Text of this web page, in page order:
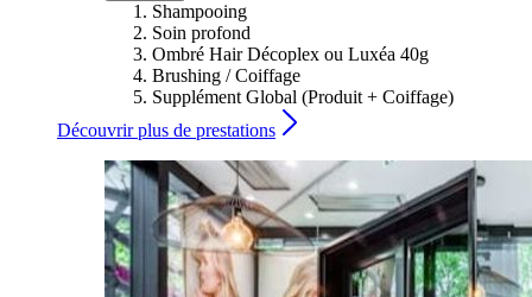
Shampooing
Soin profond
Ombré Hair Décoplex ou Luxéa 40g
Brushing / Coiffage
Supplément Global (Produit + Coiffage)
Découvrir plus de prestations